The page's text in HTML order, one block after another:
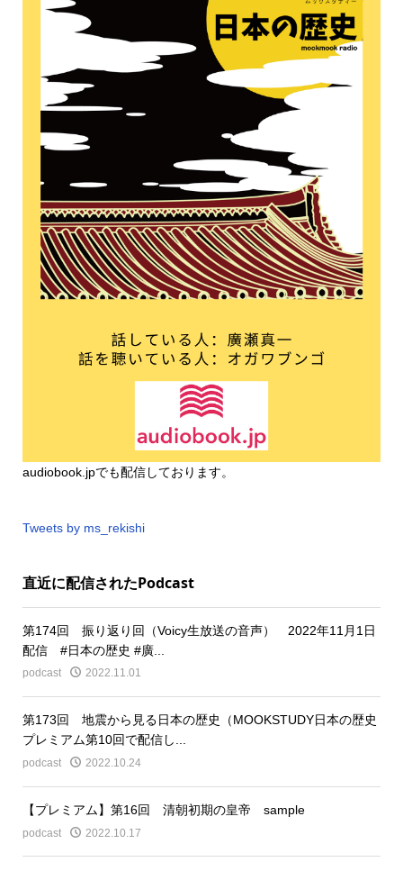
audiobook.jpでも配信しております。
Tweets by ms_rekishi
直近に配信されたPodcast
第174回 振り返り回（Voicy生放送の音声） 2022年11月1日
配信 #日本の歴史 #廣...
podcast 2022.11.01
第173回 地震から見る日本の歴史（MOOKSTUDY日本の歴史
プレミアム第10回で配信し...
podcast 2022.10.24
【プレミアム】第16回 清朝初期の皇帝 sample
podcast 2022.10.17